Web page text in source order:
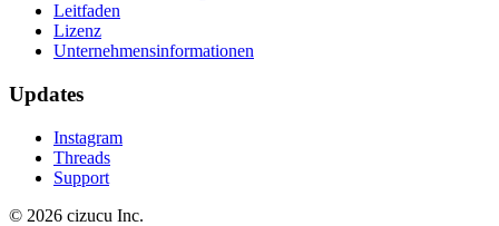
Leitfaden
Lizenz
Unternehmensinformationen
Updates
Instagram
Threads
Support
© 2026 cizucu Inc.